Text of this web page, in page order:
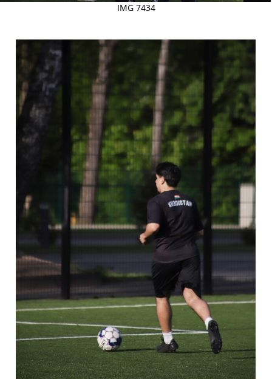
IMG 7434